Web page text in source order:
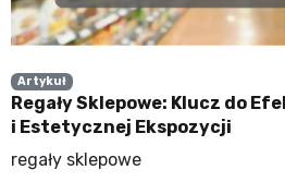
Artykuł
Regały Sklepowe: Klucz do
i Estetycznej Ekspozycji
regały sklepowe